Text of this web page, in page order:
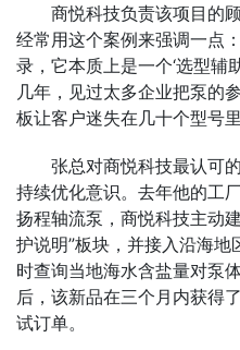
商悦科技负责该项目的
经常用这个案例来强调一点
录，它本质上是一个‘选型辅
几年，见过太多企业把泵的
板让客户迷失在几十个型号
张总对商悦科技最认可
持续优化意识。去年他的工
扬程轴流泵，商悦科技主动
护说明”板块，并接入沿海
时查询当地海水含盐量对泵
后，该新品在三个月内获得
试订单。